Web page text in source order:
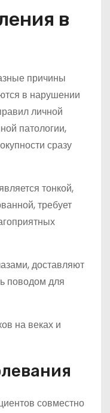
в
причины
в нарушении
личной
патологии,
сразу
тонкой,
требует
доставляют
поводом для
совместно